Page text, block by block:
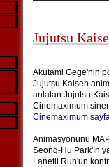
Jujutsu
Akutami Gege'nin
Jujutsu Kaisen
anlatan Jujutsu
Cinemaximum
Cinemaximum
Animasyonunu
Seong-Hu Park'ın
Lanetli Ruh'un